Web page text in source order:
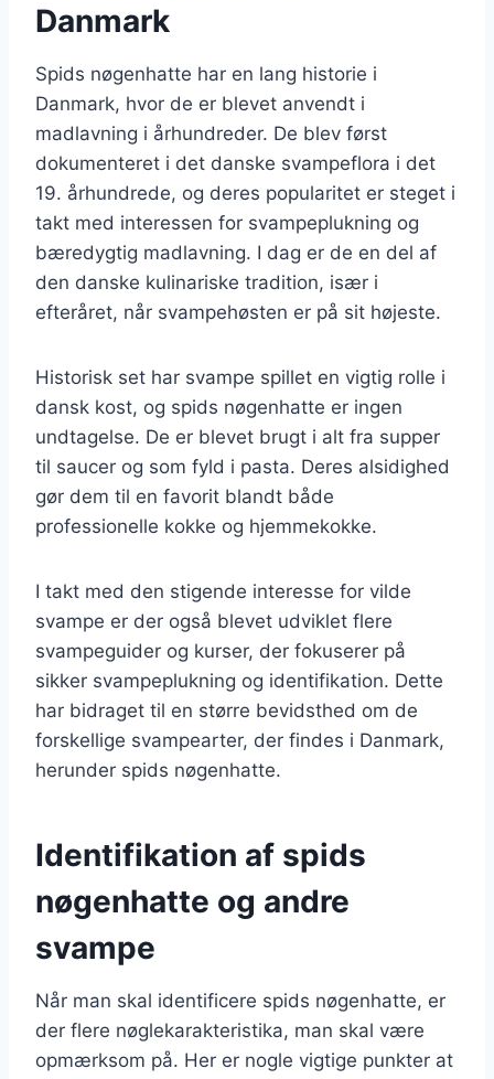
Danmark
Spids nøgenhatte har en lang historie i
Danmark, hvor de er blevet anvendt i
madlavning i århundreder. De blev først
dokumenteret i det danske svampeflora i det
19. århundrede, og deres popularitet er steget i
takt med interessen for svampeplukning og
bæredygtig madlavning. I dag er de en del af
den danske kulinariske tradition, især i
efteråret, når svampehøsten er på sit højeste.
Historisk set har svampe spillet en vigtig rolle i
dansk kost, og spids nøgenhatte er ingen
undtagelse. De er blevet brugt i alt fra supper
til saucer og som fyld i pasta. Deres alsidighed
gør dem til en favorit blandt både
professionelle kokke og hjemmekokke.
I takt med den stigende interesse for vilde
svampe er der også blevet udviklet flere
svampeguider og kurser, der fokuserer på
sikker svampeplukning og identifikation. Dette
har bidraget til en større bevidsthed om de
forskellige svampearter, der findes i Danmark,
herunder spids nøgenhatte.
Identifikation af spids
nøgenhatte og andre
svampe
Når man skal identificere spids nøgenhatte, er
der flere nøglekarakteristika, man skal være
opmærksom på. Her er nogle vigtige punkter at